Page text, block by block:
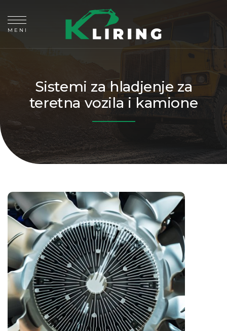
MENI
Sistemi za hladjenje za
teretna vozila i kamione